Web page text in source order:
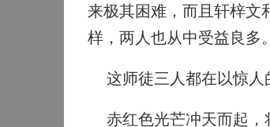
来极其困难，而且轩梓文
样，两人也从中受益良多。
这师徒三人都在以惊人
赤红色光芒冲天而起，